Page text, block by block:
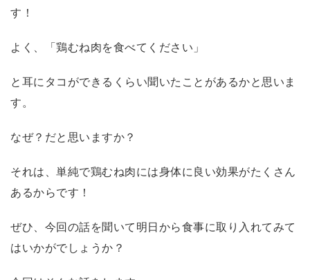
す！
よく、「鶏むね肉を食べてください」
と耳にタコができるくらい聞いたことがあるかと思いま
す。
なぜ？だと思いますか？
それは、単純で鶏むね肉には身体に良い効果がたくさん
あるからです！
ぜひ、今回の話を聞いて明日から食事に取り入れてみて
はいかがでしょうか？